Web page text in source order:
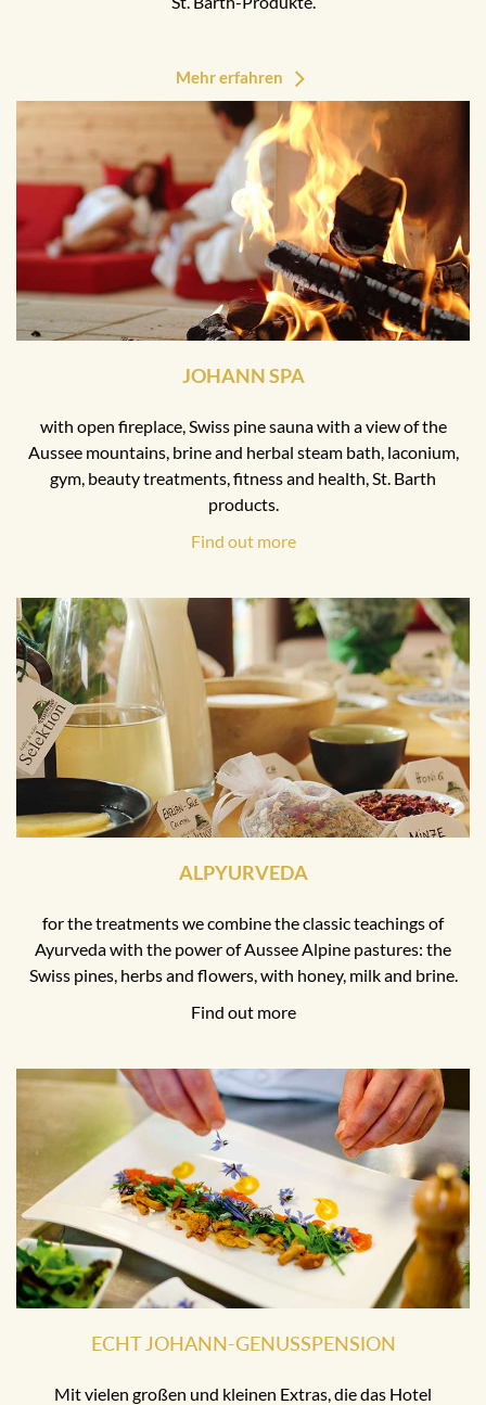
Mehr erfahren
JOHANN SPA
with open fireplace, Swiss pine sauna with a view of the
Aussee mountains, brine and herbal steam bath, laconium,
gym, beauty treatments, fitness and health, St. Barth
products.
Find out more
ALPYURVEDA
for the treatments we combine the classic teachings of
Ayurveda with the power of Aussee Alpine pastures: the
Swiss pines, herbs and flowers, with honey, milk and brine.
Find out more
ECHT JOHANN-GENUSSPENSION
Mit vielen großen und kleinen Extras, die das Hotel